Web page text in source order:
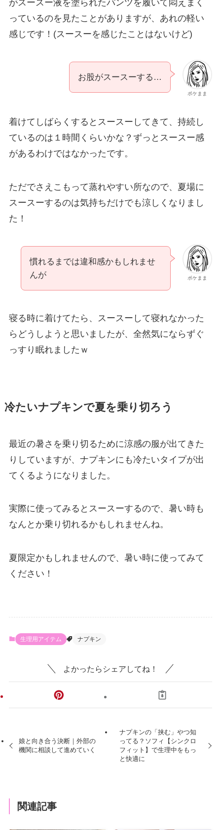
がスースー液を塗られたパンツを履いて悶えまく
っているのを見たことがありますが、あれの軽い
感じです！(スースーを感じたことはないけど)
ポケまま
お股がスースーする…
着けてしばらくするとスースーしてきて、持続し
ているのは１時間くらいかな？ずっとスースー感
があるわけではなかったです。
ただでさえこもって蒸れやすい所なので、夏場に
スースーするのは気持ちだけでも涼しくなりまし
た！
ポケまま
慣れるまでは違和感かもしれませ
んが
寝る時に着けてたら、スースーして寝れなかった
らどうしようと思いましたが、全然気にならずぐ
っすり眠れましたｗ
冷たいナプキンで夏を乗り切ろう
最近の暑さを乗り切るために涼感の服が出てきた
りしていますが、ナプキンにも冷たいタイプが出
てくるようになりました。
実際に使ってみるとスースーするので、暑い時も
なんとか乗り切れるかもしれませんね。
夏限定かもしれませんので、暑い時に使ってみて
ください！
生理用アイテム ナプキン
よかったらシェアしてね！
娘と向き合う決断｜外部の
機関に相談して進めていく
ナプキンの「挟む」やつ知
ってる？ソフィ【シンクロ
フィット】で生理中をもっ
と快適に
関連記事